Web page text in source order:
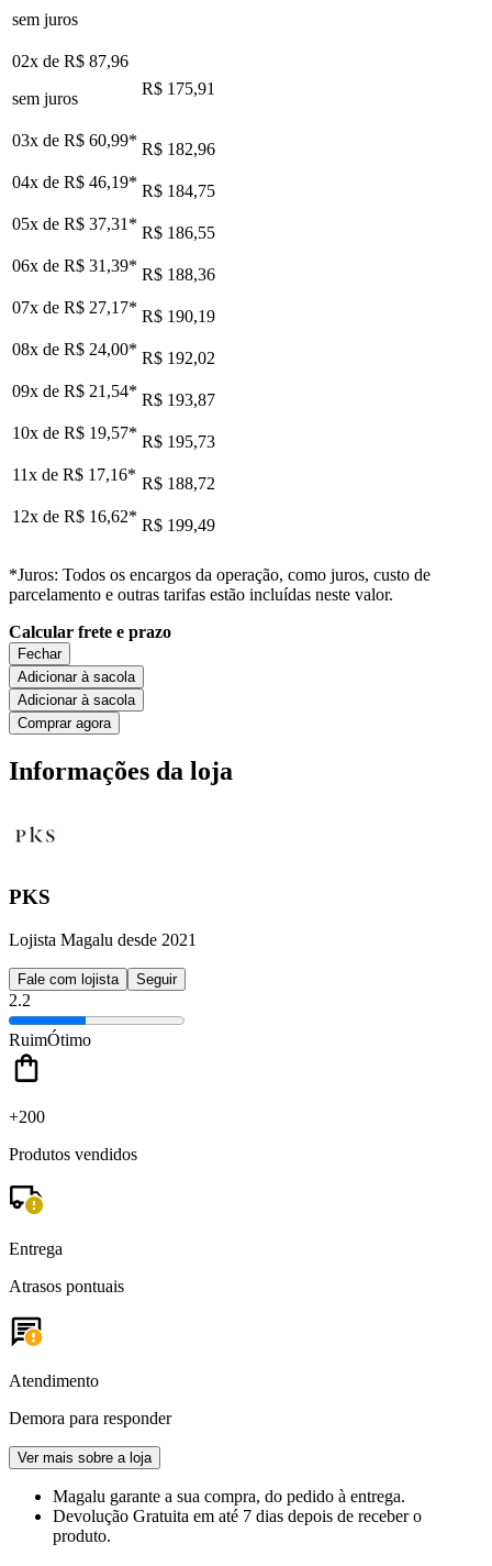
sem juros
02x de R$ 87,96
sem juros
R$ 175,91
03x de R$ 60,99* R$ 182,96
04x de R$ 46,19* R$ 184,75
05x de R$ 37,31 * R$ 186,55
06x de R$ 31,39* R$ 188,36
07x de R$ 27,17* R$ 190,19
08x de R$ 24,00* R$ 192,02
09x de R$ 21,54* R$ 193,87
10x de R$ 19,57* R$ 195,73
11x de R$ 17,16* R$ 188,72
12x de R$ 16,62* R$ 199,49
*Juros: Todos os encargos da operação, como juros, custo de
parcelamento e outras tarifas estão incluídas neste valor.
Calcular frete e prazo
Fechar
Adicionar à sacola
Adicionar à sacola
Comprar agora
Informações da loja
PKS
Lojista Magalu desde 2021
Fale com lojista Seguir
2.2
RuimÓtimo
+200
Produtos vendidos
Entrega
Atrasos pontuais
Atendimento
Demora para responder
Ver mais sobre a loja
Magalu garante a sua compra, do pedido à entrega.
Devolução Gratuita em até 7 dias depois de receber o
produto.